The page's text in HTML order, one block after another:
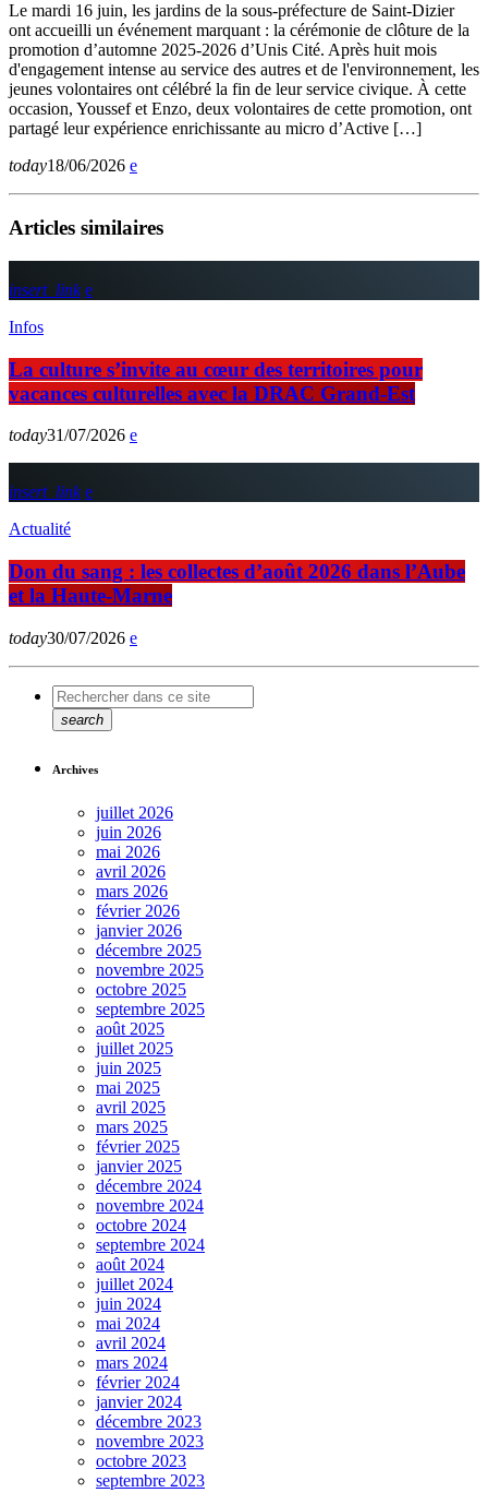
Le mardi 16 juin, les jardins de la sous-préfecture de Saint-Dizier
ont accueilli un événement marquant : la cérémonie de clôture de la
promotion d’automne 2025-2026 d’Unis Cité. Après huit mois
d'engagement intense au service des autres et de l'environnement, les
jeunes volontaires ont célébré la fin de leur service civique. À cette
occasion, Youssef et Enzo, deux volontaires de cette promotion, ont
partagé leur expérience enrichissante au micro d’Active […]
today18/06/2026
Articles similaires
insert_link
Infos
La culture s’invite au cœur des territoires pour
vacances culturelles avec la DRAC Grand-Est
today31/07/2026
insert_link
Actualité
Don du sang : les collectes d’août 2026 dans l’Aube
et la Haute-Marne
today30/07/2026
search
Archives
juillet 2026
juin 2026
mai 2026
avril 2026
mars 2026
février 2026
janvier 2026
décembre 2025
novembre 2025
octobre 2025
septembre 2025
août 2025
juillet 2025
juin 2025
mai 2025
avril 2025
mars 2025
février 2025
janvier 2025
décembre 2024
novembre 2024
octobre 2024
septembre 2024
août 2024
juillet 2024
juin 2024
mai 2024
avril 2024
mars 2024
février 2024
janvier 2024
décembre 2023
novembre 2023
octobre 2023
septembre 2023